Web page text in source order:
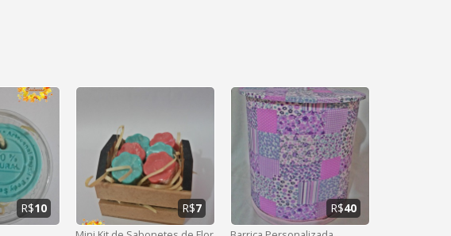
R$10 R$7 R$40